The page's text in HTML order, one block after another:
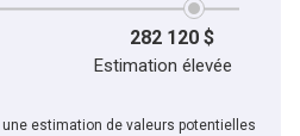
282 120 $
Estimation élevée
estimation de valeurs potentielles